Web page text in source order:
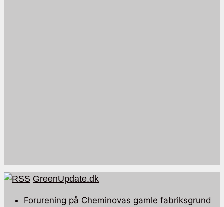
GreenUpdate.dk
Forurening på Cheminovas gamle fabriksgrund